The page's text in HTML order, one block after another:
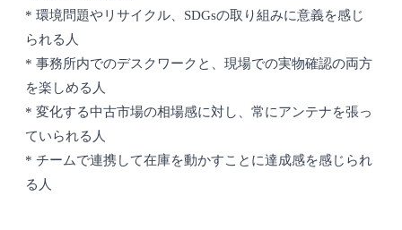
* 環境問題やリサイクル、SDGsの取り組みに意義を感じ
られる人
* 事務所内でのデスクワークと、現場での実物確認の両方
を楽しめる人
* 変化する中古市場の相場感に対し、常にアンテナを張っ
ていられる人
* チームで連携して在庫を動かすことに達成感を感じられ
る人